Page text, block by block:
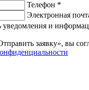
Телефон *
Электронная
уведомления и
заявку», вы